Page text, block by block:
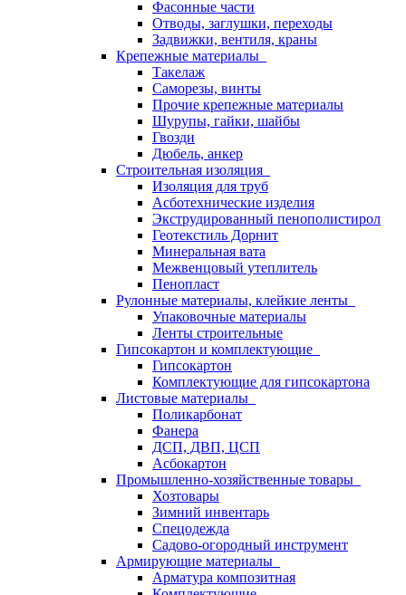
Фасонные части
Отводы, заглушки, переходы
Задвижки, вентиля, краны
Крепежные материалы
Такелаж
Саморезы, винты
Прочие крепежные материалы
Шурупы, гайки, шайбы
Гвозди
Дюбель, анкер
Строительная изоляция
Изоляция для труб
Асботехнические изделия
Экструдированный пенополистирол
Геотекстиль Дорнит
Минеральная вата
Межвенцовый утеплитель
Пенопласт
Рулонные материалы, клейкие ленты
Упаковочные материалы
Ленты строительные
Гипсокартон и комплектующие
Гипсокартон
Комплектующие для гипсокартона
Листовые материалы
Поликарбонат
Фанера
ДСП, ДВП, ЦСП
Асбокартон
Промышленно-хозяйственные товары
Хозтовары
Зимний инвентарь
Спецодежда
Садово-огородный инструмент
Армирующие материалы
Арматура композитная